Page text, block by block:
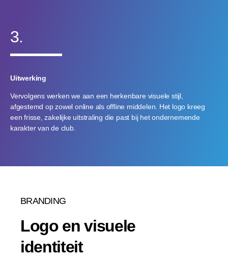
3.
Uitwerking
Vervolgens werken we aan een herkenbare visuele stijl,
afgestemd op zowel online als offline middelen. Het logo kreeg
een frisse, zakelijke uitstraling die past bij het ondernemende
karakter van de club.
BRANDING
Logo en visuele
identiteit